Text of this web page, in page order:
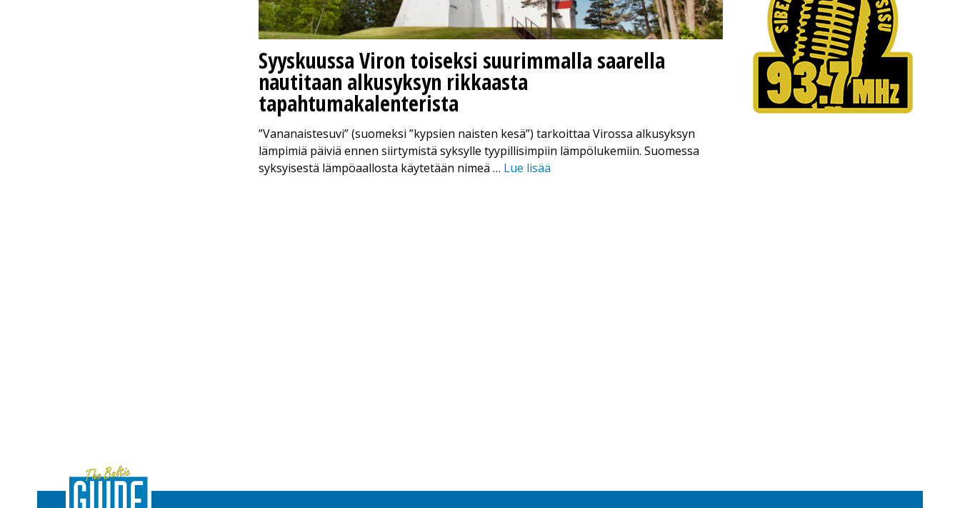
Syyskuussa Viron toiseksi suurimmalla saarella
nautitaan alkusyksyn rikkaasta
tapahtumakalenterista
”Vananaistesuvi” (suomeksi ”kypsien naisten kesä”) tarkoittaa Virossa alkusyksyn
lämpimiä päiviä ennen siirtymistä syksylle tyypillisimpiin lämpölukemiin. Suomessa
syksyisestä lämpöaallosta käytetään nimeä … Lue lisää